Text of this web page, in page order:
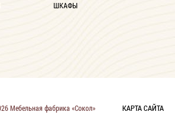
ШКАФЫ
Мебельная фабрика «Сокол» КАРТА САЙТА